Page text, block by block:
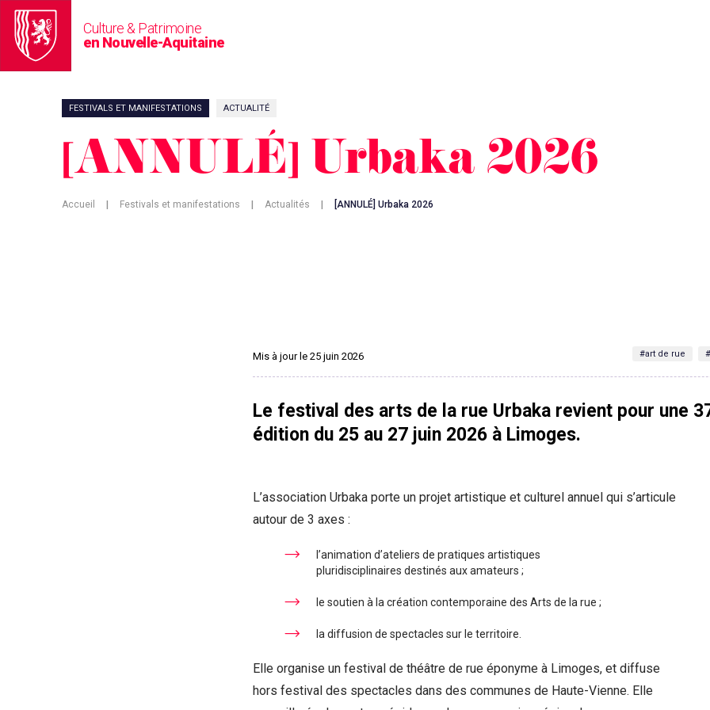
Culture & Patrimoine
en Nouvelle-Aquitaine
FESTIVALS ET MANIFESTATIONS ACTUALITÉ
[ANNULÉ] Urbaka 2026
Accueil Festivals et manifestations Actualités [ANNULÉ] Urbaka 2026
Mis à jour le 25 juin 2026 #art de rue
Le festival des arts de la rue Urbaka revient pour une
édition du 25 au 27 juin 2026 à Limoges.
L’association Urbaka porte un projet artistique et culturel annuel qui s’articule
autour de 3 axes :
l’animation d’ateliers de pratiques artistiques
pluridisciplinaires destinés aux amateurs ;
le soutien à la création contemporaine des Arts de la rue ;
la diffusion de spectacles sur le territoire.
Elle organise un festival de théâtre de rue éponyme à Limoges, et diffuse
hors festival des spectacles dans des communes de Haute-Vienne. Elle